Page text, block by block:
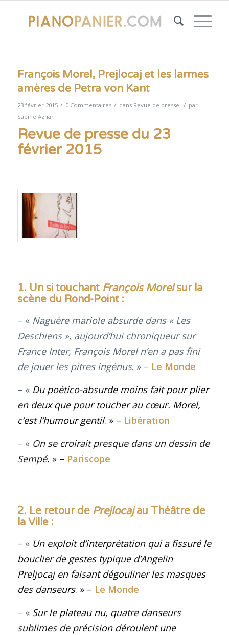
François Morel, Prejlocaj et les larmes
amères de Petra von Kant
23 février 2015 / 0 Commentaires / dans Revue de presse / par
Sabine Aznar
Revue de presse du 23
février 2015
1. Un si touchant François Morelsur la
scène du Rond-Point :
– « Naguère mariole absurde dans « Les
Deschiens », aujourd’hui chroniqueur sur
France Inter, François Morel n’en a pas fini
de jouer les pitres ingénus. » – Le Monde
– « Du poético-absurde moins fait pour plier
en deux que pour toucher au cœur. Morel,
c’est l’humour gentil. » – Libération
– « On se croirait presque dans un dessin de
Sempé. » – Pariscope
2. Le retour de Prejlocajau Théâtre de
la Ville :
– « Un exploit d’interprétation qui a fissuré le
bouclier de gestes typique d’Angelin
Preljocaj en faisant dégouliner les masques
des danseurs. » – Le Monde
– « Sur le plateau nu, quatre danseurs
sublimes de précision déroulent une